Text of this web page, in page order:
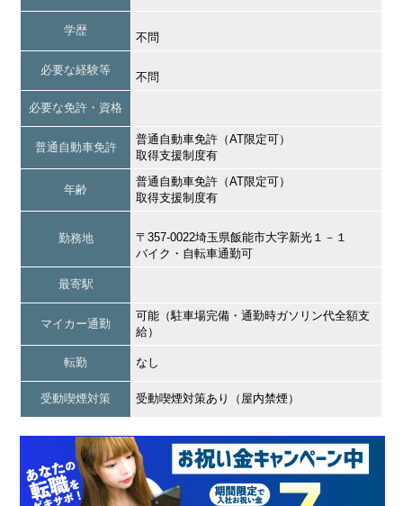
学歴
不問
必要な経験等
不問
必要な免許・資格
普通自動車免許
普通自動車免許（AT限定可）
取得支援制度有
年齢
普通自動車免許（AT限定可）
取得支援制度有
勤務地
〒357-0022埼玉県飯能市大字新光１－１
バイク・自転車通勤可
最寄駅
マイカー通勤
可能（駐車場完備・通勤時ガソリン代全額支
給）
転勤 なし
受動喫煙対策 受動喫煙対策あり（屋内禁煙）